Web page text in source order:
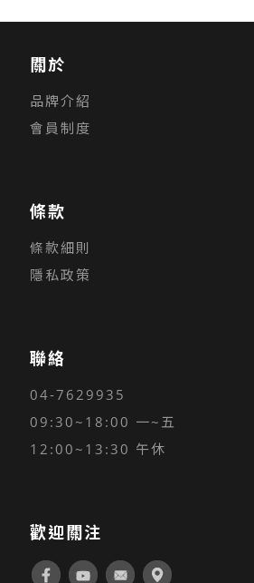
關於
品牌介紹
會員制度
條款
條款細則
隱私政策
聯絡
04-7629935
09:30~18:00 一~五
12:00~13:30 午休
歡迎關注